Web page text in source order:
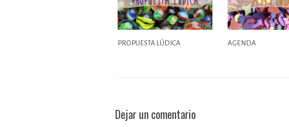
PROPUESTA LÚDICA AGENDA
Dejar un comentario